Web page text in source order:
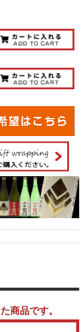
商品です。